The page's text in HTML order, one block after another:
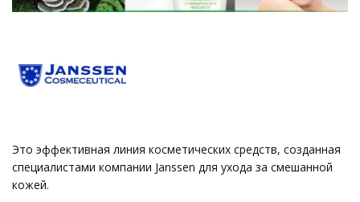
Это эффективная линия косметических средств, созданная
специалистами компании Janssen для ухода за смешанной
кожей.